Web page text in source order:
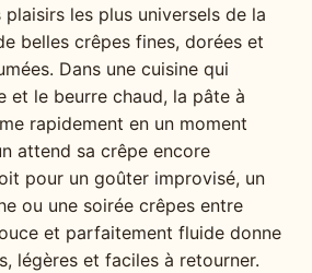
plaisirs les plus universels de la
belles crêpes fines, dorées et
Dans une cuisine qui
et le beurre chaud, la pâte à
rapidement en un moment
attend sa crêpe encore
pour un goûter improvisé, un
ou une soirée crêpes entre
et parfaitement fluide donne
légères et faciles à retourner.